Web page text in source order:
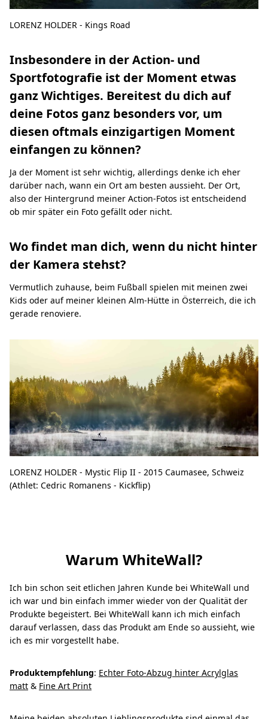
LORENZ HOLDER - Kings Road
Insbesondere in der Action- und
Sportfotografie ist der Moment etwas
ganz Wichtiges. Bereitest du dich auf
deine Fotos ganz besonders vor, um
diesen oftmals einzigartigen Moment
einfangen zu können?
Ja der Moment ist sehr wichtig, allerdings denke ich eher
darüber nach, wann ein Ort am besten aussieht. Der Ort,
also der Hintergrund meiner Action-Fotos ist entscheidend
ob mir später ein Foto gefällt oder nicht.
Wo findet man dich, wenn du nicht hinter
der Kamera stehst?
Vermutlich zuhause, beim Fußball spielen mit meinen zwei
Kids oder auf meiner kleinen Alm-Hütte in Österreich, die ich
gerade renoviere.
LORENZ HOLDER - Mystic Flip II - 2015 Caumasee, Schweiz
(Athlet: Cedric Romanens - Kickflip)
Warum WhiteWall?
Ich bin schon seit etlichen Jahren Kunde bei WhiteWall und
ich war und bin einfach immer wieder von der Qualität der
Produkte begeistert. Bei WhiteWall kann ich mich einfach
darauf verlassen, dass das Produkt am Ende so aussieht, wie
ich es mir vorgestellt habe.
Produktempfehlung: Echter Foto-Abzug hinter Acrylglas
matt & Fine Art Print